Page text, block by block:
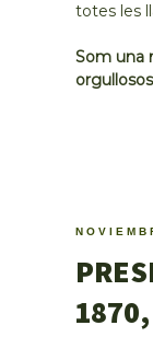
totes les
Som una